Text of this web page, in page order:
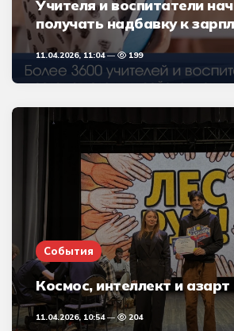
Учителя и воспитатели
получать надбавку к
11.04.2026, 11:04 199
События
Космос, интеллект и азарт
11.04.2026, 10:54 204